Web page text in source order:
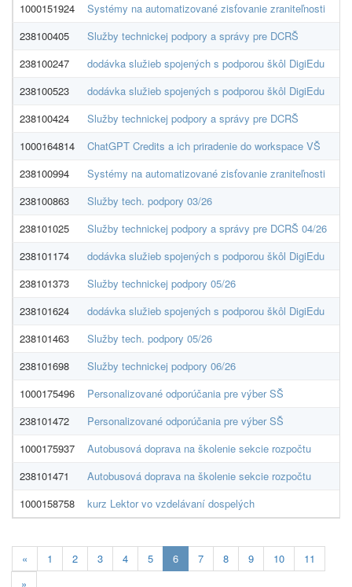
1000151924
Systémy na automatizované zisťovanie zraniteľnosti
238100405
Služby technickej podpory a správy pre DCRŠ
238100247
dodávka služieb spojených s podporou škôl DigiEdu
238100523
dodávka služieb spojených s podporou škôl DigiEdu
238100424
Služby technickej podpory a správy pre DCRŠ
1000164814
ChatGPT Credits a ich priradenie do workspace VŠ
238100994
Systémy na automatizované zisťovanie zraniteľnosti
238100863
Služby tech. podpory 03/26
238101025
Služby technickej podpory a správy pre DCRŠ 04/26
238101174
dodávka služieb spojených s podporou škôl DigiEdu
238101373
Služby technickej podpory 05/26
238101624
dodávka služieb spojených s podporou škôl DigiEdu
238101463
Služby tech. podpory 05/26
238101698
Služby technickej podpory 06/26
1000175496
Personalizované odporúčania pre výber SŠ
238101472
Personalizované odporúčania pre výber SŠ
1000175937
Autobusová doprava na školenie sekcie rozpočtu
238101471
Autobusová doprava na školenie sekcie rozpočtu
1000158758
kurz Lektor vo vzdelávaní dospelých
« 1 2 3 4 5 6Aktualna-
stranka
7 8 9 10
11
»